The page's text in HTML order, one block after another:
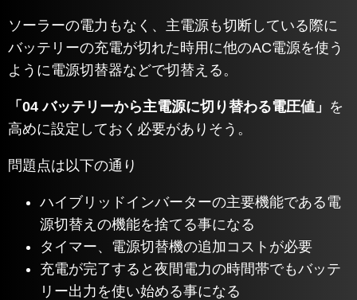
ソーラーの電力もなく、主電源も切断している際に
バッテリーの充電が切れた時用に他のAC電源を使う
ように電源切替器などで切替える。
「04 バッテリーから主電源に切り替わる電圧値」 を
高めに設定しておく必要がありそう。
問題点は以下の通り
ハイブリッドインバーターの主要機能である電
源切替えの機能を捨てる事になる
タイマー、電源切替機の追加コストが必要
充電が完了すると夜間電力の時間帯でもバッテ
リー出力を使い始める事になる